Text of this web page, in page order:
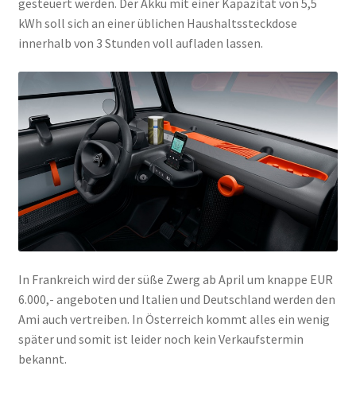
gesteuert werden. Der Akku mit einer Kapazität von 5,5
kWh soll sich an einer üblichen Haushaltssteckdose
innerhalb von 3 Stunden voll aufladen lassen.
In Frankreich wird der süße Zwerg ab April um knappe EUR
6.000,- angeboten und Italien und Deutschland werden den
Ami auch vertreiben. In Österreich kommt alles ein wenig
später und somit ist leider noch kein Verkaufstermin
bekannt.